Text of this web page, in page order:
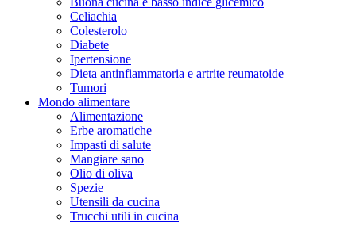
Celiachia
Colesterolo
Diabete
Ipertensione
Dieta antinfiammatoria e artrite reumatoide
Tumori
Mondo alimentare
Alimentazione
Erbe aromatiche
Impasti di salute
Mangiare sano
Olio di oliva
Spezie
Utensili da cucina
Trucchi utili in cucina